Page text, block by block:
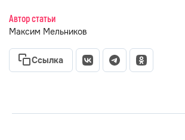
Автор статьи
Максим Мельников
Ссылка